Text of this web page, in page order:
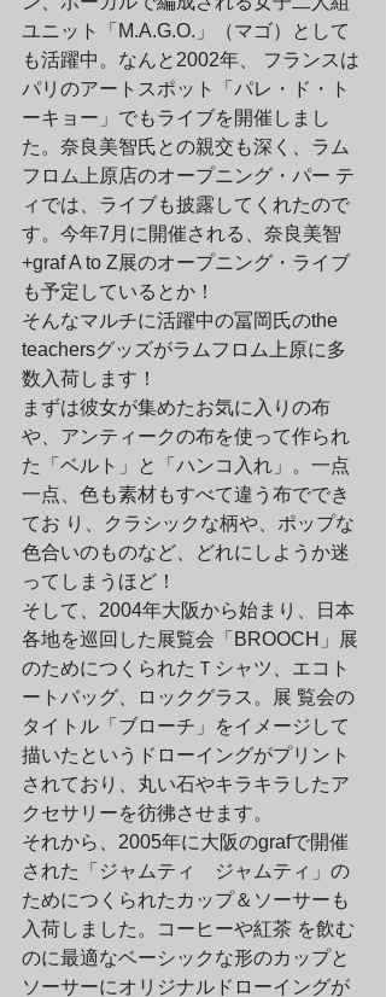
ユニット「M.A.G.O.」（マゴ）として
も活躍中。なんと2002年、 フランスは
パリのアートスポット「パレ・ド・ト
ーキョー」でもライブを開催しまし
た。奈良美智氏との親交も深く、ラム
フロム上原店のオープニング・パー テ
ィでは、ライブも披露してくれたので
す。今年7月に開催される、奈良美智
+graf A to Z展のオープニング・ライブ
も予定しているとか！
そんなマルチに活躍中の冨岡氏のthe
teachersグッズがラムフロム上原に多
数入荷します！
まずは彼女が集めたお気に入りの布
や、アンティークの布を使って作られ
た「ベルト」と「ハンコ入れ」。一点
一点、色も素材もすべて違う布ででき
てお り、クラシックな柄や、ポップな
色合いのものなど、どれにしようか迷
ってしまうほど！
そして、2004年大阪から始まり、日本
各地を巡回した展覧会「BROOCH」展
のためにつくられたＴシャツ、エコト
ートバッグ、ロックグラス。展 覧会の
タイトル「ブローチ」をイメージして
描いたというドローイングがプリント
されており、丸い石やキラキラしたア
クセサリーを彷彿させます。
それから、2005年に大阪のgrafで開催
された「ジャムティ　ジャムティ」の
ためにつくられたカップ＆ソーサーも
入荷しました。コーヒーや紅茶 を飲む
のに最適なベーシックな形のカップと
ソーサーにオリジナルドローイングが